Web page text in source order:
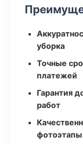
уборка
Точные
платежей
Гарантия
работ
фотоэтапы